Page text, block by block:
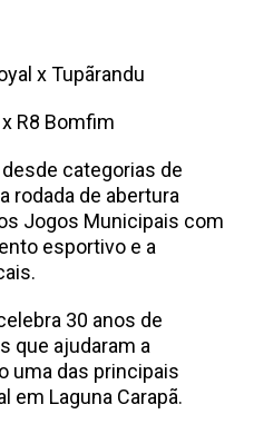
x Tupãrandu
R8 Bomfim
categorias de
rodada de abertura
Jogos Municipais com
esportivo e a
30 anos de
que ajudaram a
uma das principais
em Laguna Carapã.